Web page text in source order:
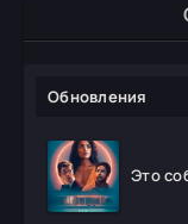
Обновления
Это